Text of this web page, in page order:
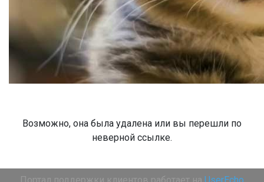
Возможно, она была удалена или вы перешли по
неверной ссылке.